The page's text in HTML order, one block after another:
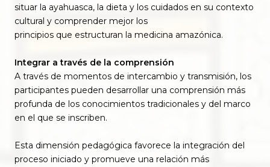
situar la ayahuasca, la dieta y los cuidados en su contexto
cultural y comprender mejor los
principios que estructuran la medicina amazónica.
Integrar a través de la comprensión
A través de momentos de intercambio y transmisión, los
participantes pueden desarrollar una comprensión más
profunda de los conocimientos tradicionales y del marco
en el que se inscriben.
Esta dimensión pedagógica favorece la integración del
proceso iniciado y promueve una relación más